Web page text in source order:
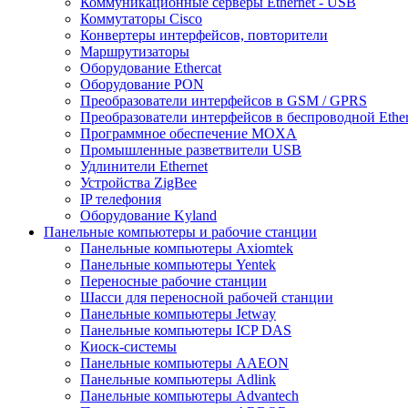
Коммутаторы Cisco
Конвертеры интерфейсов, повторители
Маршрутизаторы
Оборудование Ethercat
Оборудование PON
Преобразователи интерфейсов в GSM / GPRS
Преобразователи интерфейсов в беспроводной
Программное обеспечение MOXA
Промышленные разветвители USB
Удлинители Ethernet
Устройства ZigBee
IP телефония
Оборудование Kyland
Панельные компьютеры и рабочие станции
Панельные компьютеры Axiomtek
Панельные компьютеры Yentek
Переносные рабочие станции
Шасси для переносной рабочей станции
Панельные компьютеры Jetway
Панельные компьютеры ICP DAS
Киоск-системы
Панельные компьютеры AAEON
Панельные компьютеры Adlink
Панельные компьютеры Advantech